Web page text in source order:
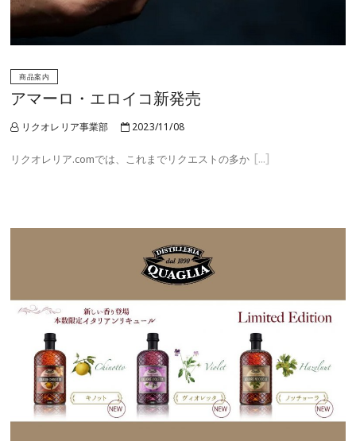
商品案内
アマーロ・エロイコ新発売
リクオレリア事業部 2023/11/08
リクオレリア.comでは、これまでリクエストの多か